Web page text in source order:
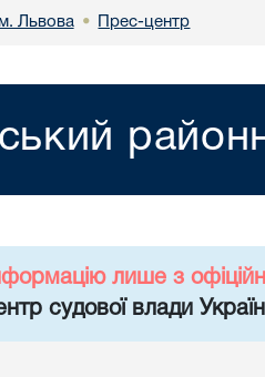
Львова • Прес-центр
лише з
судової влади